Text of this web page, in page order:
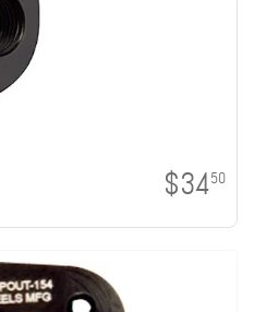
$3450